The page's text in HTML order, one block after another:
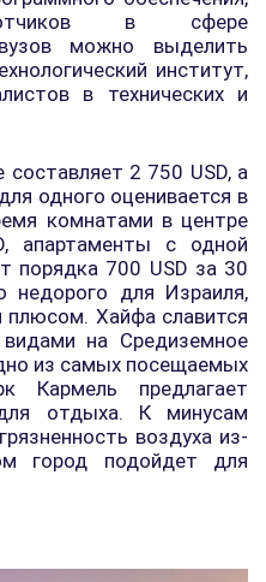
в сфере
можно выделить
институт,
в технических и
2 750 USD, а
одного оценивается в
комнатами в центре
апартаменты с одной
порядка 700 USD за 30
недорого для Израиля,
плюсом. Хайфа славится
на Средиземное
из самых посещаемых
предлагает
отдыха. К минусам
воздуха из-
город подойдет для